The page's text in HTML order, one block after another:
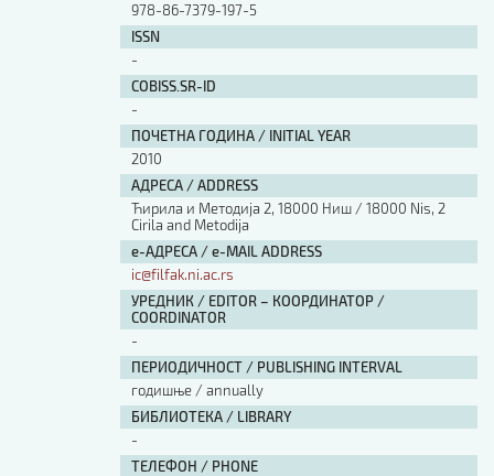
978-86-7379-197-5
ISSN
-
COBISS.SR-ID
-
ПОЧЕТНА ГОДИНА / INITIAL YEAR
2010
АДРЕСА / ADDRESS
Ћирила и Методија 2, 18000 Ниш / 18000 Nis, 2
Cirila and Metodija
е-АДРЕСА / e-MAIL ADDRESS
ic@filfak.ni.ac.rs
УРЕДНИК / EDITOR – КООРДИНАТОР /
COORDINATOR
-
ПЕРИОДИЧНОСТ / PUBLISHING INTERVAL
годишње / annually
БИБЛИОТЕКА / LIBRARY
-
ТЕЛЕФОН / PHONE